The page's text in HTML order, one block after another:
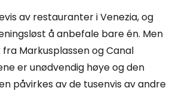
av restauranter i Venezia, og
å anbefale bare én. Men
Markusplassen og Canal
er unødvendig høye og den
påvirkes av de tusenvis av andre